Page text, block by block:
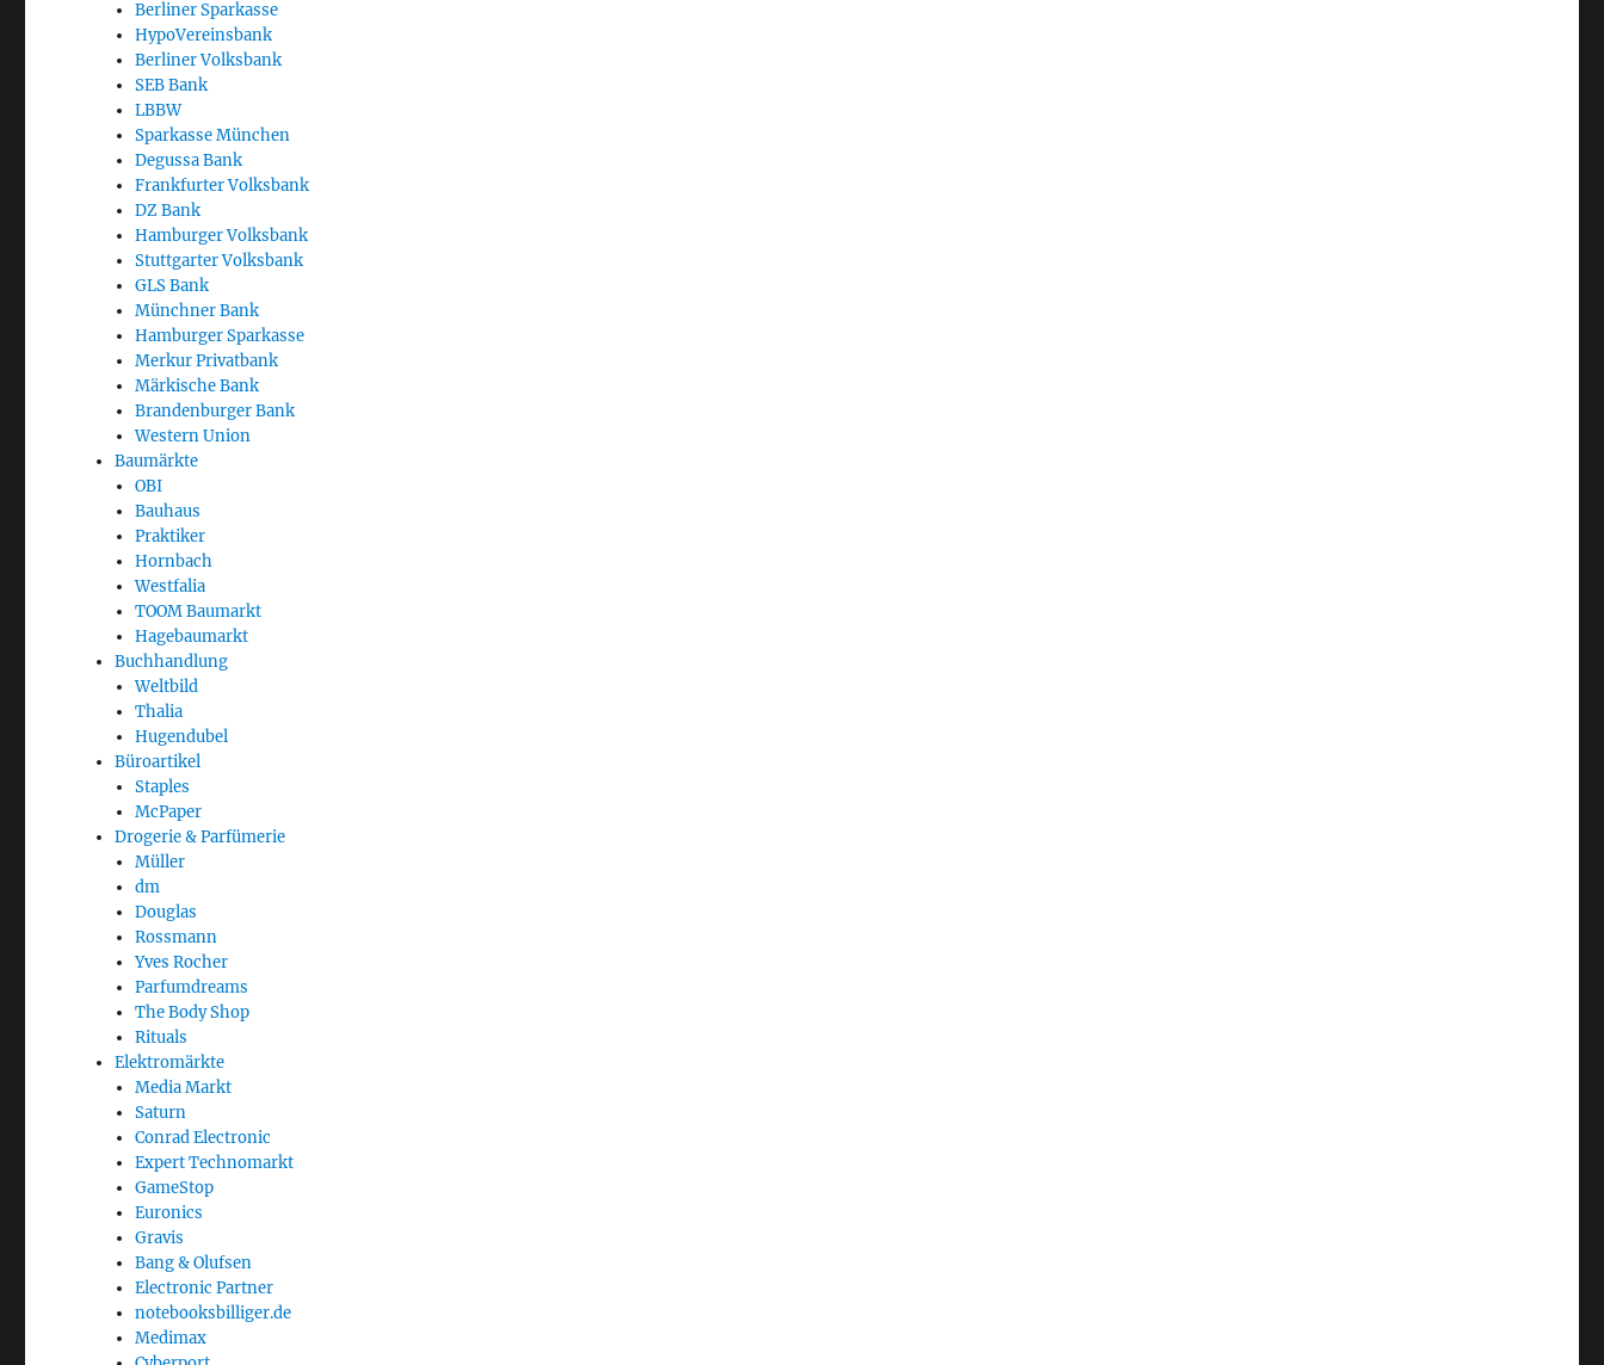
Berliner Sparkasse
HypoVereinsbank
Berliner Volksbank
SEB Bank
LBBW
Sparkasse München
Degussa Bank
Frankfurter Volksbank
DZ Bank
Hamburger Volksbank
Stuttgarter Volksbank
GLS Bank
Münchner Bank
Hamburger Sparkasse
Merkur Privatbank
Märkische Bank
Brandenburger Bank
Western Union
Baumärkte
OBI
Bauhaus
Praktiker
Hornbach
Westfalia
TOOM Baumarkt
Hagebaumarkt
Buchhandlung
Weltbild
Thalia
Hugendubel
Büroartikel
Staples
McPaper
Drogerie & Parfümerie
Müller
dm
Douglas
Rossmann
Yves Rocher
Parfumdreams
The Body Shop
Rituals
Elektromärkte
Media Markt
Saturn
Conrad Electronic
Expert Technomarkt
GameStop
Euronics
Gravis
Bang & Olufsen
Electronic Partner
notebooksbilliger.de
Medimax